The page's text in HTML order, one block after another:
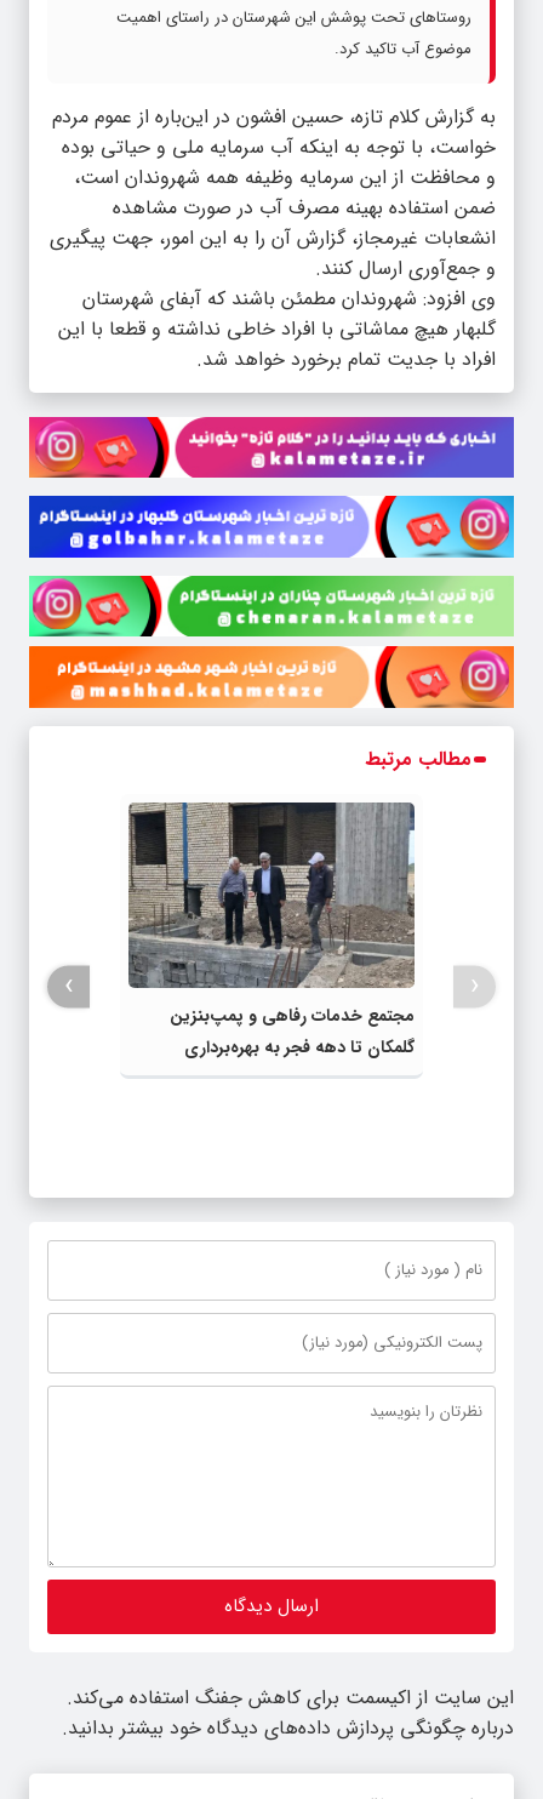
روستاهای تحت پوشش این شهرستان در راستای اهمیت
موضوع آب تاکید کرد.
به گزارش کلام تازه، حسین افشون در این‌باره از عموم مردم
خواست، با توجه به اینکه آب سرمایه ملی و حیاتی بوده
و محافظت از این سرمایه وظیفه همه شهروندان است،
ضمن استفاده بهینه مصرف آب در صورت مشاهده
انشعابات غیرمجاز، گزارش آن‌ را به این امور، جهت پیگیری
و جمع‌آوری ارسال کنند.
وی افزود: شهروندان مطمئن باشند که آبفای شهرستان
گلبهار هیچ مماشاتی با افراد خاطی نداشته و قطعا با این
افراد با جدیت تمام برخورد خواهد شد.
مطالب مرتبط
مجتمع خدمات رفاهی و پمپ‌بنزین
گلمکان تا دهه فجر به بهره‌برداری
می‌رسد
‹
›
این سایت از اکیسمت برای کاهش جفنگ استفاده می‌کند.
درباره چگونگی پردازش داده‌های دیدگاه خود بیشتر بدانید.